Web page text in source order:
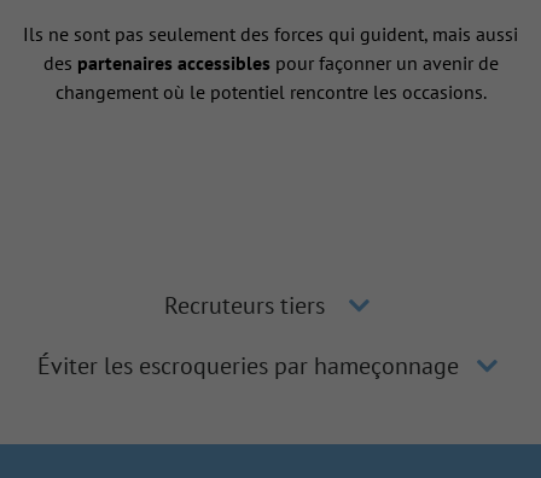
Ils ne sont pas seulement des forces qui guident, mais aussi
des partenaires accessiblespour façonner un avenir de
changement où le potentiel rencontre les occasions.
Recruteurs tiers
Éviter les escroqueries par hameçonnage